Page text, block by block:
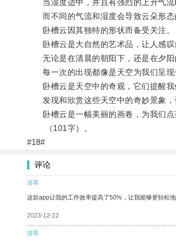
当湿度适中，并且有强烈的上升气流
而不同的气流和湿度会导致云朵形态
卧槽云因其独特的形状而备受关注。
卧槽云是大自然的艺术品，让人感叹
无论是在清晨的朝阳下，还是在夕阳
每一次的出现都像是天空为我们呈现
卧槽云是天空中的奇观，它们提醒我
发现和欣赏这些天空中的奇妙景象，
卧槽云是一幅美丽的画卷，为我们点
（101字）。
#18#
评论
游客
这款app让我的工作效率提高了50%，让我能够更轻松
2023-12-22
游客